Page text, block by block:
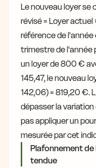
Le nouveau loyer se
révisé = Loyer
référence de l'année
trimestre de l'année
un loyer de 800 €
145,47, le nouveau
142,06) = 819,20 €.
dépasser la variation
pas appliquer un
mesurée par cet
Plafonnement de
tendue